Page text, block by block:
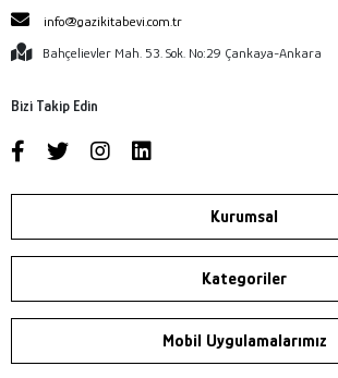
info@gazikitabevi.com.tr
Bahçelievler Mah. 53. Sok. No:29 Çankaya-Ankara
Bizi Takip Edin
Kurumsal
Kategoriler
Mobil Uygulamalarımız